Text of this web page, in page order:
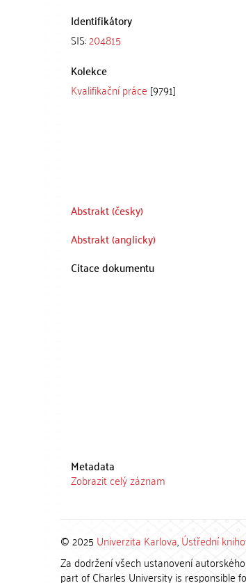
Identifikátory
SIS:204815
Kolekce
Kvalifikační práce [9791]
Abstrakt (česky)
Abstrakt (anglicky)
Citace dokumentu
Metadata
Zobrazit celý záznam
© 2025 Univerzita Karlova,Ústřední
Za dodržení všech ustanovení
part of Charles University is responsible